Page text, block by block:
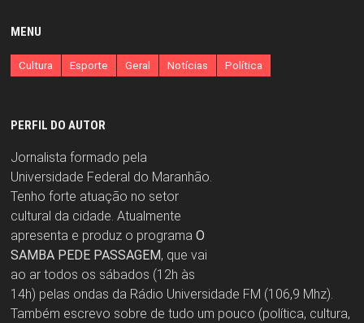
MENU
Cultura Esporte Geral Notícias Política
PERFIL DO AUTOR
Jornalista formado pela
Universidade Federal do Maranhão.
Tenho forte atuação no setor
cultural da cidade. Atualmente
apresenta e produz o programa O
SAMBA PEDE PASSAGEM, que vai
ao ar todos os sábados (12h às
14h) pelas ondas da Rádio Universidade FM (106,9 Mhz).
Também escrevo sobre de tudo um pouco (política, cultura,